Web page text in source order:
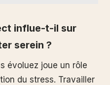
influe-t-il sur
serein ?
évoluez joue un rôle
du stress. Travailler